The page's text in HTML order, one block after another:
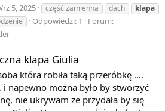
5, 2025 część zamienna dach
klapa
Odpowiedzi: 1
Forum:
klapa Giulia
która robiła taką przeróbkę ….
napewno można było by stworzyć
nie ukrywam że przydała by się